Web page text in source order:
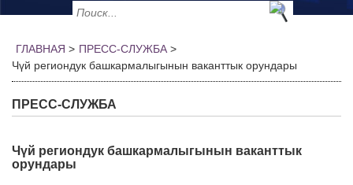
ГЛАВНАЯ > ПРЕСС-СЛУЖБА >
Чүй региондук башкармалыгынын ваканттык орундары
ПРЕСС-СЛУЖБА
Чүй региондук башкармалыгынын ваканттык
орундары